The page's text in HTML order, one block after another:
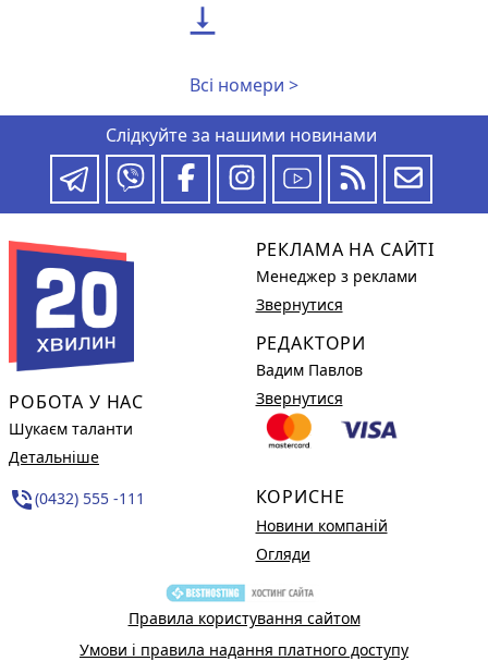

Всі номери >
Слідкуйте за нашими новинами
РОБОТА У НАС
Шукаєм таланти
Детальніше
phone_in_talk(0432) 555 -111
РЕКЛАМА НА САЙТІ
Менеджер з реклами
Звернутися
РЕДАКТОРИ
Вадим Павлов
Звернутися
КОРИСНЕ
Новини компаній
Огляди
Правила користування сайтом
Умови і правила надання платного доступу